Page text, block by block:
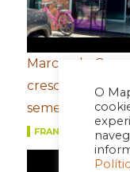
O
Marcas do
crescimento de
semestre
FRANQUIAS